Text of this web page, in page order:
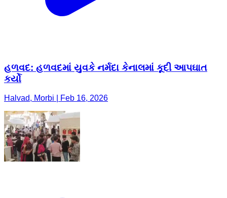
હળવદ: હળવદમાં યુવકે નર્મદા કેનાલમાં કૂદી આપઘાત
કર્યો
Halvad, Morbi | Feb 16, 2026